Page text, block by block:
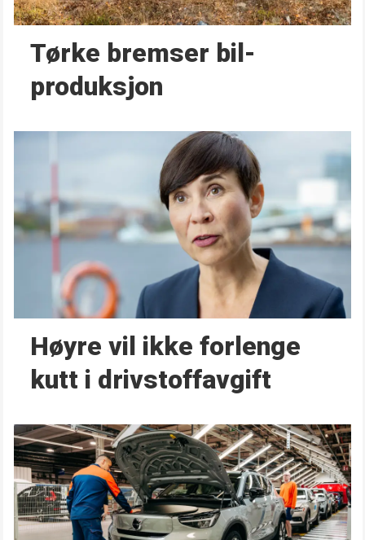
Tørke bremser bil­
produksjon
Høyre vil ikke forlenge
kutt i drivstoffavgift